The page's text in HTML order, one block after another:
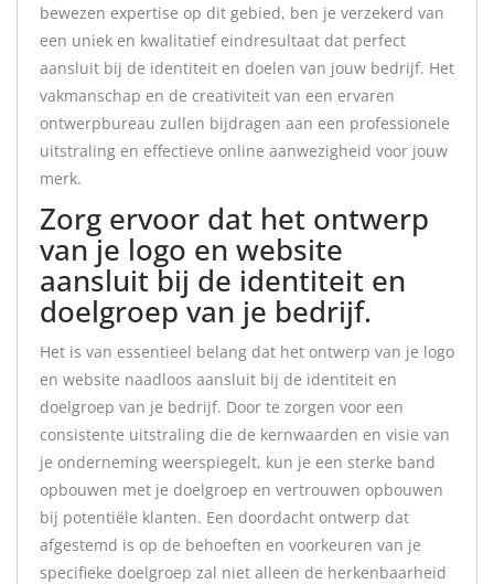
bewezen expertise op dit gebied, ben je verzekerd van
een uniek en kwalitatief eindresultaat dat perfect
aansluit bij de identiteit en doelen van jouw bedrijf. Het
vakmanschap en de creativiteit van een ervaren
ontwerpbureau zullen bijdragen aan een professionele
uitstraling en effectieve online aanwezigheid voor jouw
merk.
Zorg ervoor dat het ontwerp
van je logo en website
aansluit bij de identiteit en
doelgroep van je bedrijf.
Het is van essentieel belang dat het ontwerp van je logo
en website naadloos aansluit bij de identiteit en
doelgroep van je bedrijf. Door te zorgen voor een
consistente uitstraling die de kernwaarden en visie van
je onderneming weerspiegelt, kun je een sterke band
opbouwen met je doelgroep en vertrouwen opbouwen
bij potentiële klanten. Een doordacht ontwerp dat
afgestemd is op de behoeften en voorkeuren van je
specifieke doelgroep zal niet alleen de herkenbaarheid